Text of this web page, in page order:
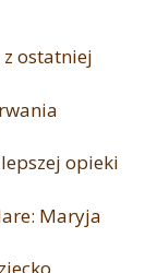
ostatniej
opieki
Maryja